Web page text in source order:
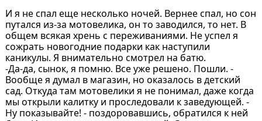
И я не спал еще несколько ночей. Вернее спал, но сон
путался из-за мотовелика, он то заводился, то нет. В
общем всякая хрень с переживаниями. Не успел я
сожрать новогодние подарки как наступили
каникулы. Я внимательно смотрел на батю.
-Да-да, сынок, я помню. Все уже решено. Пошли. -
Вообще я думал в магазин, но оказалось в детский
сад. Откуда там мотовелики я не понимал, даже когда
мы открыли калитку и проследовали к заведующей. -
Ну показывайте! - поздоровавшись, обратился к ней